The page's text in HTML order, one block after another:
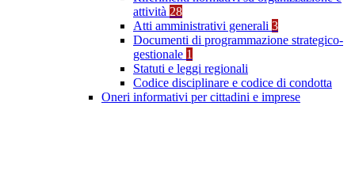
attività 28
Atti amministrativi generali 3
Documenti di programmazione strategico-
gestionale 1
Statuti e leggi regionali
Codice disciplinare e codice di condotta
Oneri informativi per cittadini e imprese